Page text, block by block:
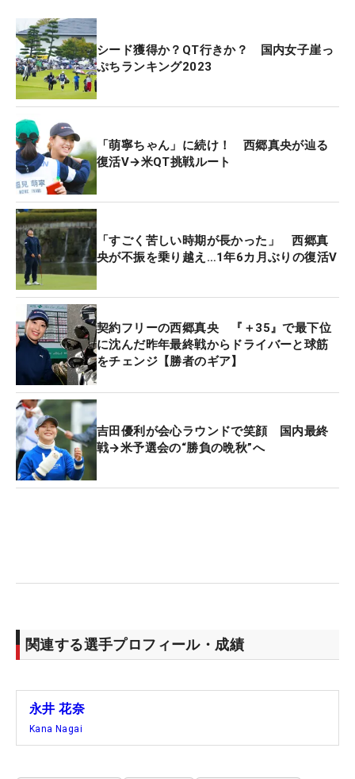
シード獲得か？QT行きか？ 国内女子崖っ
ぷちランキング2023
「萌寧ちゃん」に続け！ 西郷真央が辿る
復活V→米QT挑戦ルート
「すごく苦しい時期が長かった」 西郷真
央が不振を乗り越え…1年6カ月ぶりの復活V
契約フリーの西郷真央 『＋35』で最下位
に沈んだ昨年最終戦からドライバーと球筋
をチェンジ【勝者のギア】
吉田優利が会心ラウンドで笑顔 国内最終
戦→米予選会の“勝負の晩秋”へ
関連する選手プロフィール・成績
永井 花奈
Kana Nagai